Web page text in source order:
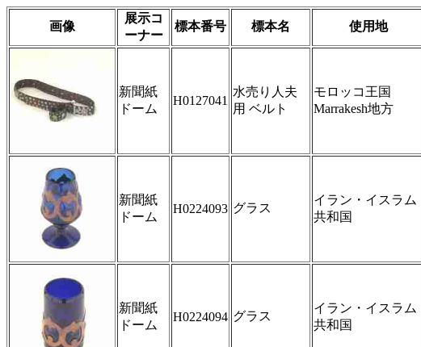
画像
展示コ
ーナー
標本番号 標本名 使用地
新聞紙
ドーム
H0127041
水売り人夫
用 ベルト
モロッコ王国
Marrakesh地方
新聞紙
ドーム
H0224093 グラス
イラン・イスラム
共和国
新聞紙
ドーム
H0224094 グラス
イラン・イスラム
共和国